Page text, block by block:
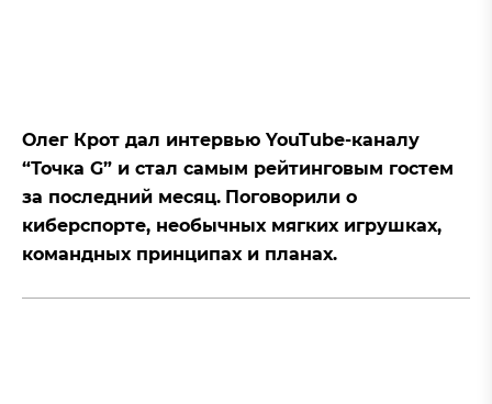
Олег Крот дал интервью YouTube-каналу
“Точка G” и стал самым рейтинговым гостем
за последний месяц. Поговорили о
киберспорте, необычных мягких игрушках,
командных принципах и планах.